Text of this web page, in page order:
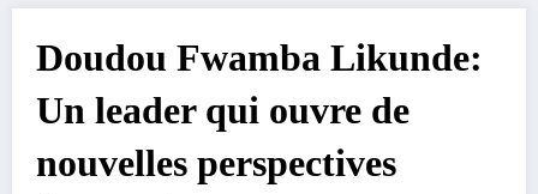
Doudou Fwamba Likunde:
Un leader qui ouvre de
nouvelles perspectives